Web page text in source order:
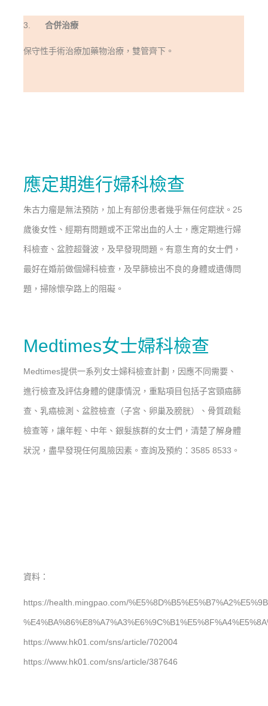
3. 合併治療
保守性手術治療加藥物治療，雙管齊下。
應定期進行婦科檢查
朱古力瘤是無法預防，加上有部份患者幾乎無任何症狀。 25
歲後女性、經期有問題或不正常出血的人士， 應定期進行婦
科檢查、盆腔超聲波， 及早發現問題。 有意生育的女士們，
最好在婚前做個婦科檢查， 及早篩檢出不良的身體或遺傳問
題，掃除懷孕路上的阻礙。
Medtimes女士婦科檢查
Medtimes提供一系列女士婦科檢查計劃，因應不同需要、
進行檢查及評估身體的健康情況，重點項目包括子宮頸癌篩
查、乳癌檢測、盆腔檢查（子宮、卵巢及膀胱）、骨質疏鬆
檢查等，讓年輕、中年、銀髮族群的女士們，清楚了解身體
狀況，盡早發現任何風險因素。查詢及預約：3585 8533。
資料：
https://health.mingpao.com/
https://www.hk01.com/sns/article/702004
https://www.hk01.com/sns/article/387646